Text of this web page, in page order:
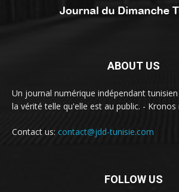
ABOUT US
Un journal numérique indépendant
la vérité telle qu'elle est au public. - Kronos
Contact us: contact@jdd-tunisie.com
FOLLOW US